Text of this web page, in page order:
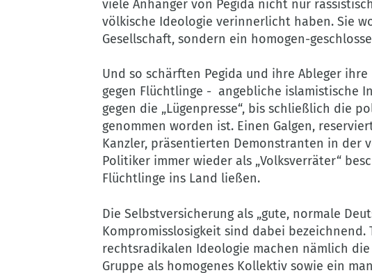
viele Anhänger von Pegida nicht nur
völkische Ideologie verinnerlicht haben. Sie
Gesellschaft, sondern ein homogen-
Und so schärften Pegida und ihre Ableger
gegen Flüchtlinge - angebliche islamistische
gegen die „Lügenpresse“, bis schließlich die
genommen worden ist. Einen Galgen,
Kanzler, präsentierten Demonstranten in der
Politiker immer wieder als „Volksverräter“
Flüchtlinge ins Land ließen.
Die Selbstversicherung als „gute, normale
Kompromisslosigkeit sind dabei bezeichnend.
rechtsradikalen Ideologie machen nämlich
Gruppe als homogenes Kollektiv sowie ein